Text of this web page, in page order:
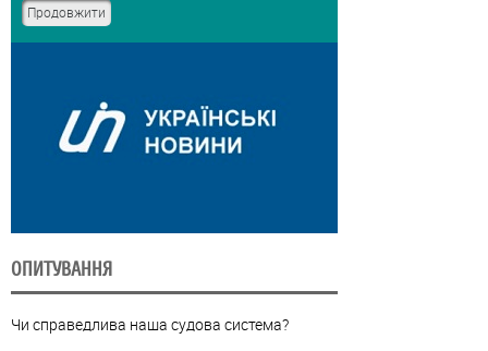
ОПИТУВАННЯ
Чи справедлива наша судова система?